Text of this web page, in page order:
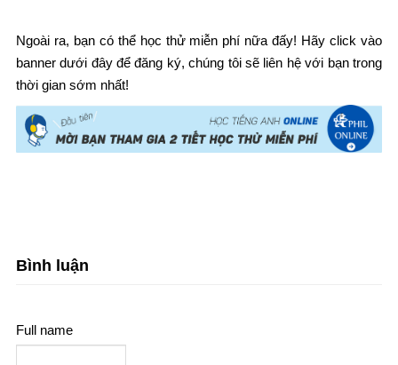
Ngoài ra, bạn có thể học thử miễn phí nữa đấy! Hãy click vào
banner dưới đây để đăng ký, chúng tôi sẽ liên hệ với bạn trong
thời gian sớm nhất!
Bình luận
Full name